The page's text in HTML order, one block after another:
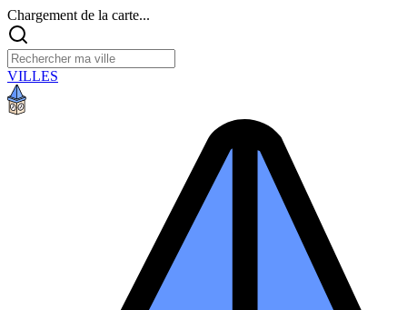
Chargement de la carte...
VILLES